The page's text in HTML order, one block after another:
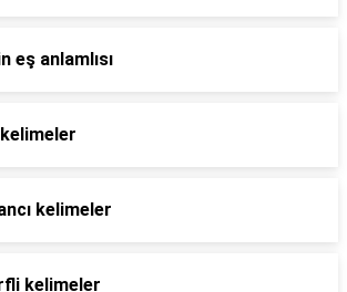
eş anlamlısı
kelimeler
kelimeler